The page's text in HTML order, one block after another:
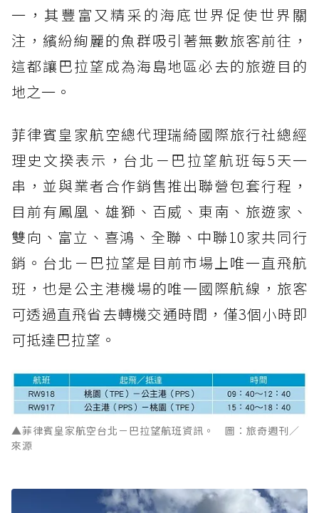
一，其豐富又精采的海底世界促使世界關
注，繽紛絢麗的魚群吸引著無數旅客前往，
這都讓巴拉望成為海島地區必去的旅遊目的
地之一。
菲律賓皇家航空總代理瑞綺國際旅行社總經
理史文揆表示，台北－巴拉望航班每5天一
串，並與業者合作銷售推出聯營包套行程，
目前有鳳凰、雄獅、百威、東南、旅遊家、
雙向、富立、喜鴻、全聯、中聯10家共同行
銷。台北－巴拉望是目前市場上唯一直飛航
班，也是公主港機場的唯一國際航線，旅客
可透過直飛省去轉機交通時間，僅3個小時即
可抵達巴拉望。
▲菲律賓皇家航空台北－巴拉望航班資訊。 圖：旅奇週刊／
來源